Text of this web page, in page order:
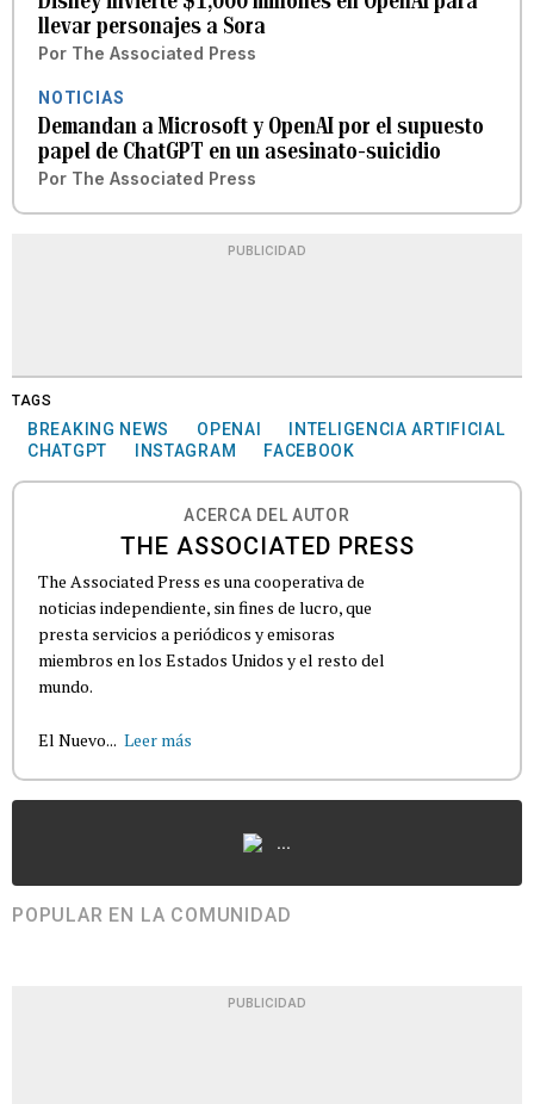
llevar personajes a Sora
Por The Associated Press
NOTICIAS
Demandan a Microsoft y OpenAI por el supuesto
papel de ChatGPT en un asesinato-suicidio
Por The Associated Press
PUBLICIDAD
TAGS
BREAKING NEWS OPENAI
INTELIGENCIA ARTIFICIAL
CHATGPT
INSTAGRAM FACEBOOK
ACERCA DEL AUTOR
THE ASSOCIATED PRESS
The Associated Press es una cooperativa de
noticias independiente, sin fines de lucro, que
presta servicios a periódicos y emisoras
miembros en los Estados Unidos y el resto del
mundo.
El Nuevo... Leer más
...
POPULAR EN LA COMUNIDAD
PUBLICIDAD